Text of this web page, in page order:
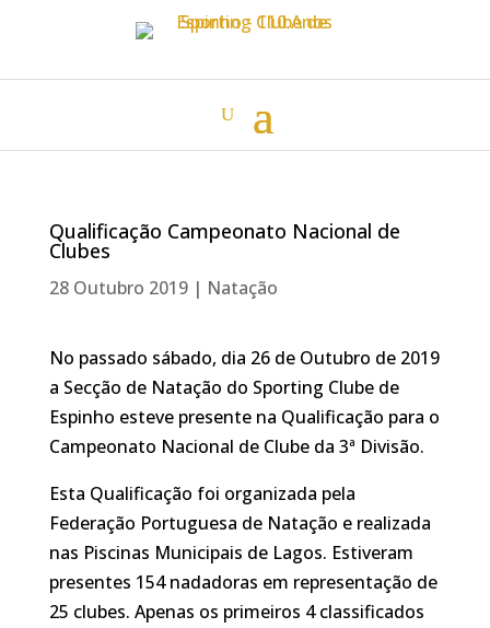
Qualificação Campeonato Nacional de
Clubes
28 Outubro 2019| Natação
No passado sábado, dia 26 de Outubro de 2019
a Secção de Natação do Sporting Clube de
Espinho esteve presente na Qualificação para o
Campeonato Nacional de Clube da 3ª Divisão.
Esta Qualificação foi organizada pela
Federação Portuguesa de Natação e realizada
nas Piscinas Municipais de Lagos. Estiveram
presentes 154 nadadoras em representação de
25 clubes. Apenas os primeiros 4 classificados